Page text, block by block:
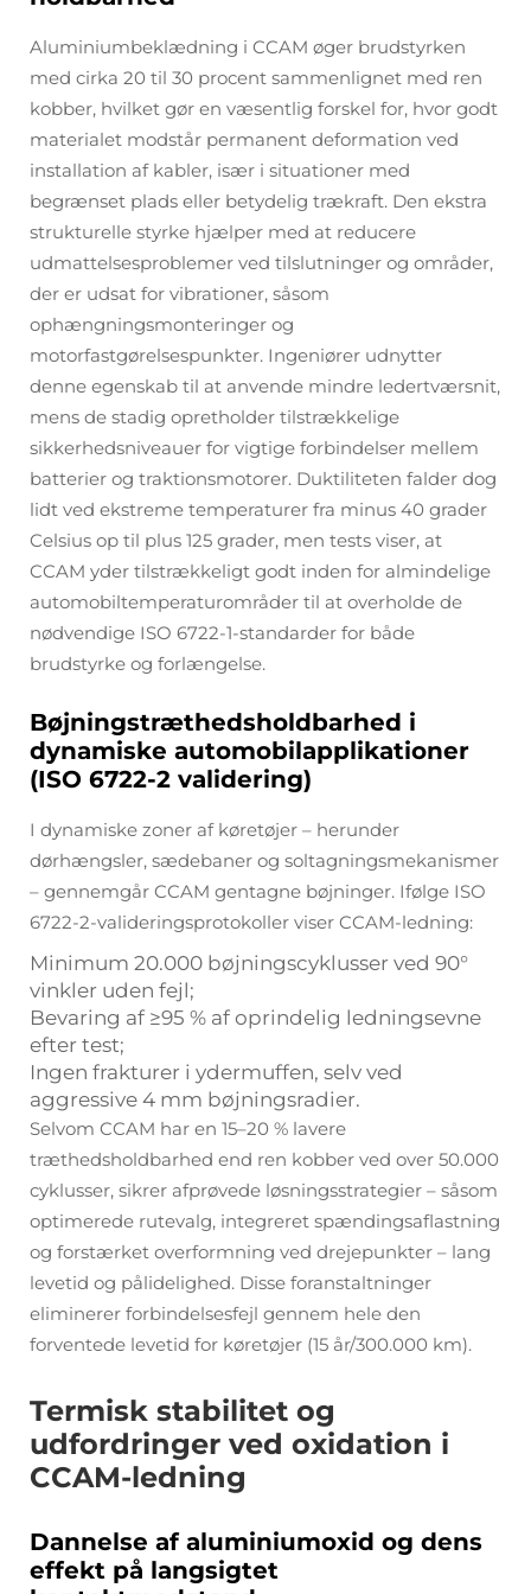
Aluminiumbeklædning i CCAM øger brudstyrken
med cirka 20 til 30 procent sammenlignet med ren
kobber, hvilket gør en væsentlig forskel for, hvor godt
materialet modstår permanent deformation ved
installation af kabler, især i situationer med
begrænset plads eller betydelig trækraft. Den ekstra
strukturelle styrke hjælper med at reducere
udmattelsesproblemer ved tilslutninger og områder,
der er udsat for vibrationer, såsom
ophængningsmonteringer og
motorfastgørelsespunkter. Ingeniører udnytter
denne egenskab til at anvende mindre ledertværsnit,
mens de stadig opretholder tilstrækkelige
sikkerhedsniveauer for vigtige forbindelser mellem
batterier og traktionsmotorer. Duktiliteten falder dog
lidt ved ekstreme temperaturer fra minus 40 grader
Celsius op til plus 125 grader, men tests viser, at
CCAM yder tilstrækkeligt godt inden for almindelige
automobiltemperaturområder til at overholde de
nødvendige ISO 6722-1-standarder for både
brudstyrke og forlængelse.
Bøjningstræthedsholdbarhed i
dynamiske automobilapplikationer
(ISO 6722-2 validering)
I dynamiske zoner af køretøjer – herunder
dørhængsler, sædebaner og soltagningsmekanismer
– gennemgår CCAM gentagne bøjninger. Ifølge ISO
6722-2-valideringsprotokoller viser CCAM-ledning:
Minimum 20.000 bøjningscyklusser ved 90°
vinkler uden fejl;
Bevaring af ≥95 % af oprindelig ledningsevne
efter test;
Ingen frakturer i ydermuffen, selv ved
aggressive 4 mm bøjningsradier.
Selvom CCAM har en 15–20 % lavere
træthedsholdbarhed end ren kobber ved over 50.000
cyklusser, sikrer afprøvede løsningsstrategier – såsom
optimerede rutevalg, integreret spændingsaflastning
og forstærket overformning ved drejepunkter – lang
levetid og pålidelighed. Disse foranstaltninger
eliminerer forbindelsesfejl gennem hele den
forventede levetid for køretøjer (15 år/300.000 km).
Termisk stabilitet og
udfordringer ved oxidation i
CCAM-ledning
Dannelse af aluminiumoxid og dens
effekt på langsigtet